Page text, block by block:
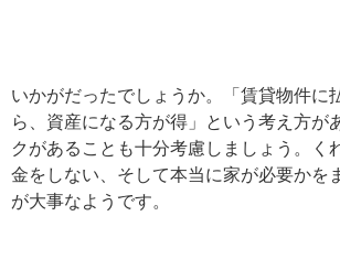
いかがだったでしょうか。「賃貸物件に
ら、資産になる方が得」という考え方が
クがあることも十分考慮しましょう。く
金をしない、そして本当に家が必要かを
が大事なようです。